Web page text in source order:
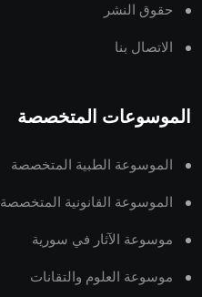
حقوق النشر
الاتصال بنا
الموسوعات المتخصصة
الموسوعة الطبية المتخصصة
الموسوعة القانونية المتخصصة
موسوعة الآثار في سورية
موسوعة العلوم والتقانات